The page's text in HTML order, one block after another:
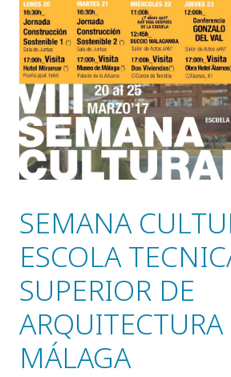
SEMANA
ESCOLA
SUPERIOR DE
ARQUITECTURA
MÁLAGA